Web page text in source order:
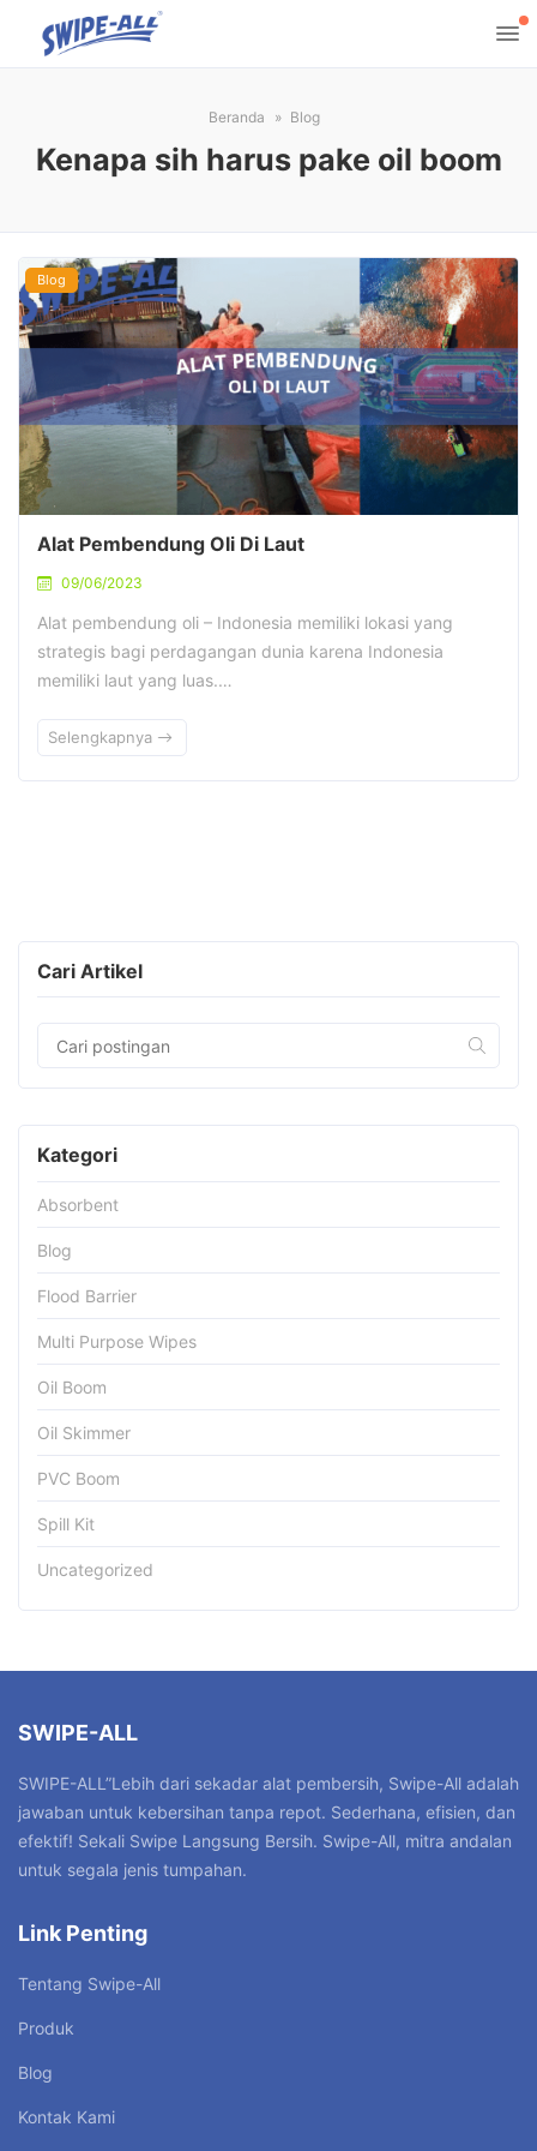
Beranda Blog
Kenapa sih harus pake oil boom
Blog
Alat Pembendung Oli Di Laut
09/06/2023
Alat pembendung oli – Indonesia memiliki lokasi yang
strategis bagi perdagangan dunia karena Indonesia
memiliki laut yang luas.…
Selengkapnya
Cari Artikel
Kategori
Absorbent
Blog
Flood Barrier
Multi Purpose Wipes
Oil Boom
Oil Skimmer
PVC Boom
Spill Kit
Uncategorized
SWIPE-ALL
SWIPE-ALL”Lebih dari sekadar alat pembersih, Swipe-All adalah
jawaban untuk kebersihan tanpa repot. Sederhana, efisien, dan
efektif! Sekali Swipe Langsung Bersih. Swipe-All, mitra andalan
untuk segala jenis tumpahan.
Link Penting
Tentang Swipe-All
Produk
Blog
Kontak Kami